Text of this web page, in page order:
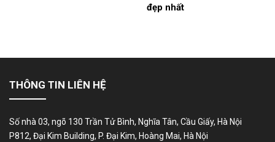
đẹp nhất
THÔNG TIN LIÊN HỆ
Số nhà 03, ngõ 130 Trần Tử Bình, Nghĩa Tân, Cầu Giấy, Hà Nội
P812, Đại Kim Building, P. Đại Kim, Hoàng Mai, Hà Nội